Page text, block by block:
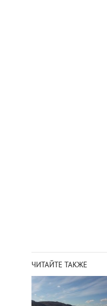
ЧИТАЙТЕ ТАКЖЕ